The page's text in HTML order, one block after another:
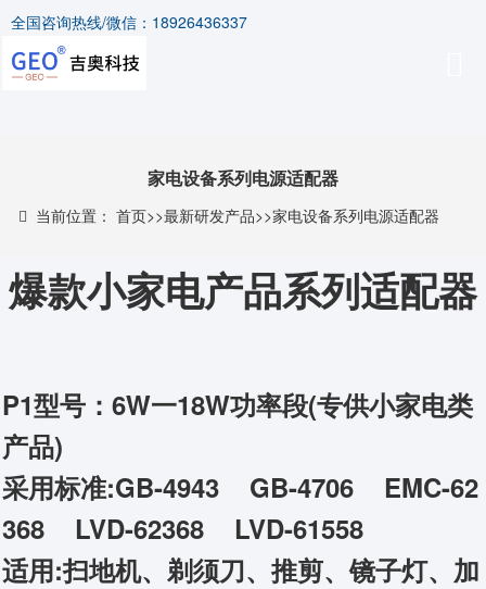
全国咨询热线/微信：18926436337
家电设备系列电源适配器
当前位置：首页>>最新研发产品>>家电设备系列电源适配器
爆款小家电产品系列适配器
P1型号：6W一18W功率段(专供小家电类
产品)
采用标准:GB-4943 GB-4706 EMC-62
368 LVD-62368 LVD-61558
适用:扫地机、剃须刀、推剪、镜子灯、加